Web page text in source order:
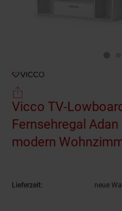
Vicco TV-
Fernsehregal
modern
Lieferzeit: neue